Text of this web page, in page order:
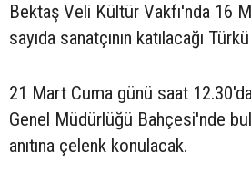
Bektaş Veli Kültür Vakfı'nda 16
sayıda sanatçının katılacağı
21 Mart Cuma günü saat
Genel Müdürlüğü Bahçesi'nde
anıtına çelenk konulacak.